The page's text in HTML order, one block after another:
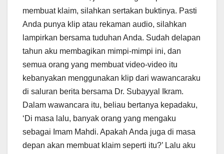
membuat klaim, silahkan sertakan buktinya. Pasti
Anda punya klip atau rekaman audio, silahkan
lampirkan bersama tuduhan Anda. Sudah delapan
tahun aku membagikan mimpi-mimpi ini, dan
semua orang yang membuat video-video itu
kebanyakan menggunakan klip dari wawancaraku
di saluran berita bersama Dr. Subayyal Ikram.
Dalam wawancara itu, beliau bertanya kepadaku,
‘Di masa lalu, banyak orang yang mengaku
sebagai Imam Mahdi. Apakah Anda juga di masa
depan akan membuat klaim seperti itu?’ Lalu aku